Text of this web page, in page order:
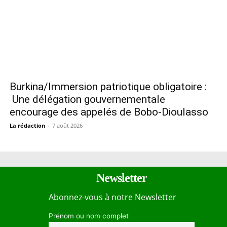
Burkina/Immersion patriotique obligatoire :
Une délégation gouvernementale
encourage des appelés de Bobo-Dioulasso
La rédaction - 7 août 2026
Newsletter
Abonnez-vous à notre Newsletter
Prénom ou nom complet